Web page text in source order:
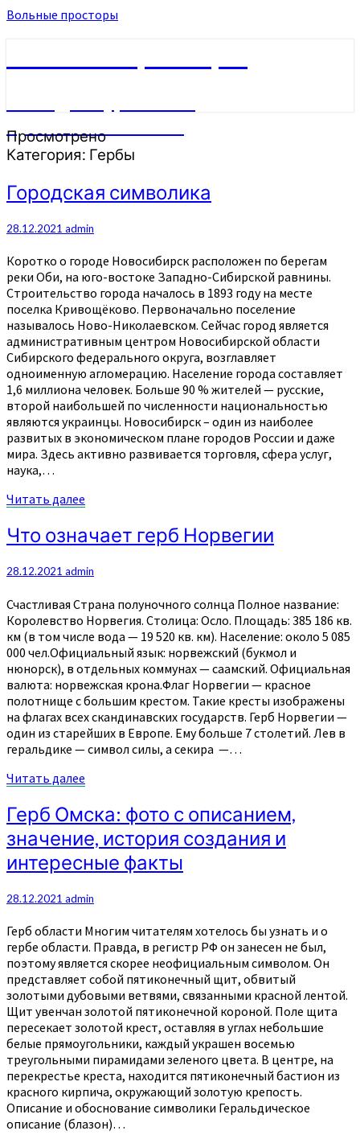
Вольные просторы
путешественников
Просмотрено
Категория: Гербы
Городская
символика
Городская символика
28.12.2021 admin
Коротко о городе Новосибирск расположен по берегам
реки Оби, на юго-востоке Западно-Сибирской равнины.
Строительство города началось в 1893 году на месте
поселка Кривощёково. Первоначально поселение
называлось Ново-Николаевском. Сейчас город является
административным центром Новосибирской области
Сибирского федерального округа, возглавляет
одноименную агломерацию. Население города составляет
1,6 миллиона человек. Больше 90 % жителей — русские,
второй наибольшей по численности национальностью
являются украинцы. Новосибирск – один из наиболее
развитых в экономическом плане городов России и даже
мира. Здесь активно развивается торговля, сфера услуг,
наука,…
Читать далее
Что
означает
Норвегии
Что означает герб Норвегии
28.12.2021 admin
Счастливая Страна полуночного солнца Полное название:
Королевство Норвегия. Столица: Осло. Площадь: 385 186 кв.
км (в том числе вода — 19 520 кв. км). Население: около 5 085
000 чел.Официальный язык: норвежский (букмол и
нюнорск), в отдельных коммунах — саамский. Официальная
валюта: норвежская крона.Флаг Норвегии — красное
полотнище с большим крестом. Такие кресты изображены
на флагах всех скандинавских государств. Герб Норвегии —
один из старейших в Европе. Ему больше 7 столетий. Лев в
геральдике — символ силы, а секира —…
Читать далее
Герб
Омска:
фото
с
описанием,
история
и
интересные
факты
Герб Омска: фото с описанием,
значение, история создания и
интересные факты
28.12.2021 admin
Герб области Многим читателям хотелось бы узнать и о
гербе области. Правда, в регистр РФ он занесен не был,
поэтому является скорее неофициальным символом. Он
представляет собой пятиконечный щит, обвитый
золотыми дубовыми ветвями, связанными красной лентой.
Щит увенчан золотой пятиконечной короной. Поле щита
пересекает золотой крест, оставляя в углах небольшие
белые прямоугольники, каждый украшен восемью
треугольными пирамидами зеленого цвета. В центре, на
перекрестье креста, находится пятиконечный бастион из
красного кирпича, окружающий золотую крепость.
Описание и обоснование символики Геральдическое
описание (блазон)…